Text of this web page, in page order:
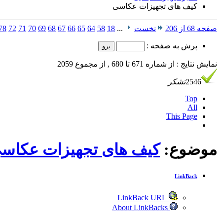
کیف های تجهیزات عکاسی
صفحه 68 از 206 نخست ...
18
58
64
65
66
67
68
69
70
71
72
پرش به صفحه :
نمایش نتایج : از شماره 671 تا 680 , از مجموع 2059
2546تشکر
Top
All
This Page
موضوع:کیف های تجهیزات
LinkBack